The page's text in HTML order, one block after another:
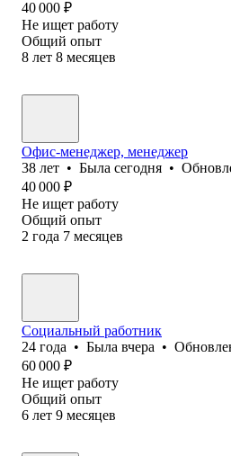
40 000 ₽
Не ищет работу
Общий опыт
8 лет 8 месяцев
Офис-менеджер, менеджер
38 лет • Была сегодня •
40 000 ₽
Не ищет работу
Общий опыт
2 года 7 месяцев
Социальный работник
24 года • Была вчера •
60 000 ₽
Не ищет работу
Общий опыт
6 лет 9 месяцев